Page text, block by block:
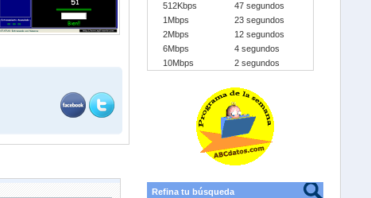
512Kbps
47 segundos
1Mbps
23 segundos
2Mbps
12 segundos
6Mbps
4 segundos
10Mbps
2 segundos
Refina tu búsqueda